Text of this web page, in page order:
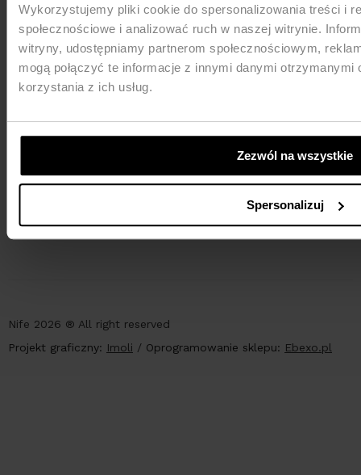
Wykorzystujemy pliki cookie do spersonalizowania treści i
społecznościowe i analizować ruch w naszej witrynie.
witryny, udostępniamy partnerom społecznościowym,
mogą połączyć te informacje z innymi danymi
korzystania z ich usług.
Zezwól na wszystkie
Spersonalizuj
WYSYŁKA
PŁATNOŚCI
Nife 2026 ® All right reserved
Projekt graficzny: Imoli / Oprogramowanie sklepu: Ebexo.pl